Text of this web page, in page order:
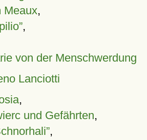
Meaux,
,
von der Menschwerdung
Lanciotti
,
und Gefährten,
,